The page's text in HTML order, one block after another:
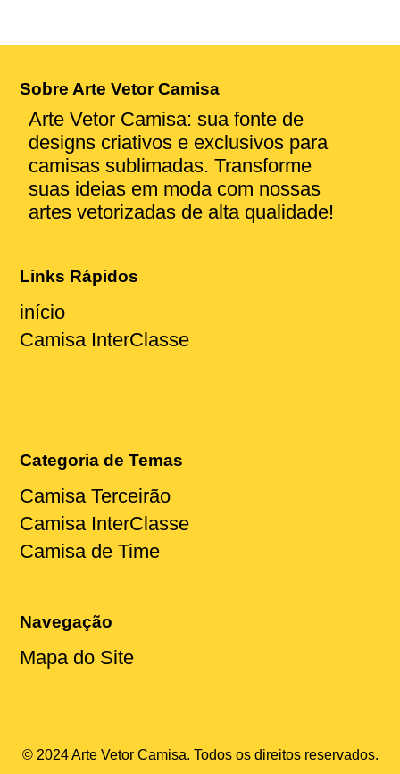
Sobre Arte Vetor Camisa
Arte Vetor Camisa: sua fonte de
designs criativos e exclusivos para
camisas sublimadas. Transforme
suas ideias em moda com nossas
artes vetorizadas de alta qualidade!
Links Rápidos
início
Camisa InterClasse
Categoria de Temas
Camisa Terceirão
Camisa InterClasse
Camisa de Time
Navegação
Mapa do Site
© 2024 Arte Vetor Camisa. Todos os direitos reservados.